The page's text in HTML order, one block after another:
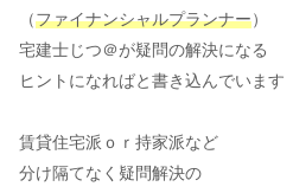
（ファイナンシャルプランナー）
宅建士じつ＠が疑問の解決になる
ヒントになればと書き込んでいます
賃貸住宅派ｏｒ持家派など
分け隔てなく疑問解決の